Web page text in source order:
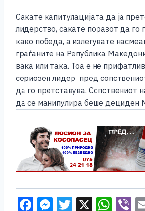
Сакате капитулацијата да ја
лидерство, сакате поразот да го
како победа, а излегувате
граѓаните на Република
вака или така. Тоа е не
сериозен лидер пред
да го претставува. Сопствениот
да се манипулира беше дециден
F M T X W Vi